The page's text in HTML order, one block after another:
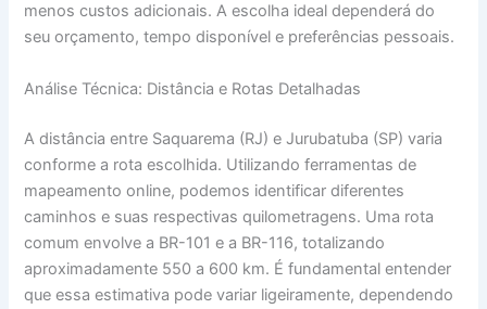
menos custos adicionais. A escolha ideal dependerá do
seu orçamento, tempo disponível e preferências pessoais.
Análise Técnica: Distância e Rotas Detalhadas
A distância entre Saquarema (RJ) e Jurubatuba (SP) varia
conforme a rota escolhida. Utilizando ferramentas de
mapeamento online, podemos identificar diferentes
caminhos e suas respectivas quilometragens. Uma rota
comum envolve a BR-101 e a BR-116, totalizando
aproximadamente 550 a 600 km. É fundamental entender
que essa estimativa pode variar ligeiramente, dependendo